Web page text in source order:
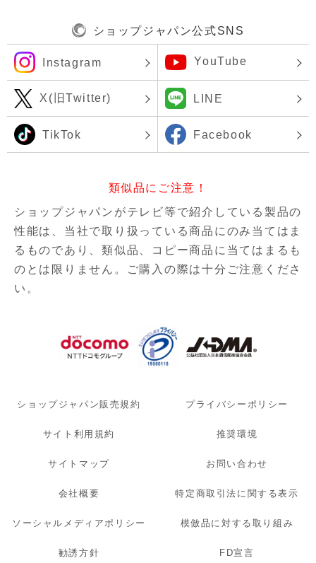
ショップジャパン公式SNS
Instagram YouTube
X(旧Twitter) LINE
TikTok Facebook
類似品にご注意！
ショップジャパンがテレビ等で紹介している製品の
性能は、当社で取り扱っている商品にのみ当てはま
るものであり、類似品、コピー商品に当てはまるも
のとは限りません。ご購入の際は十分ご注意くださ
い。
ショップジャパン販売規約 プライバシーポリシー
サイト利用規約 推奨環境
サイトマップ お問い合わせ
会社概要 特定商取引法に関する表示
ソーシャルメディアポリシー 模倣品に対する取り組み
勧誘方針 FD宣言